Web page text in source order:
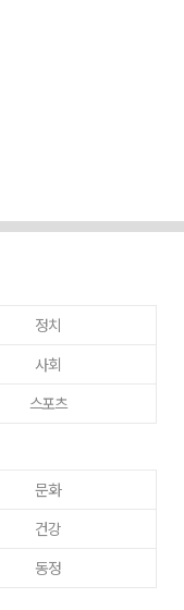
정치
사회
스포츠
문화
건강
동정